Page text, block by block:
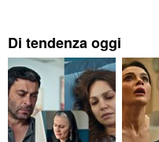
Di tendenza oggi